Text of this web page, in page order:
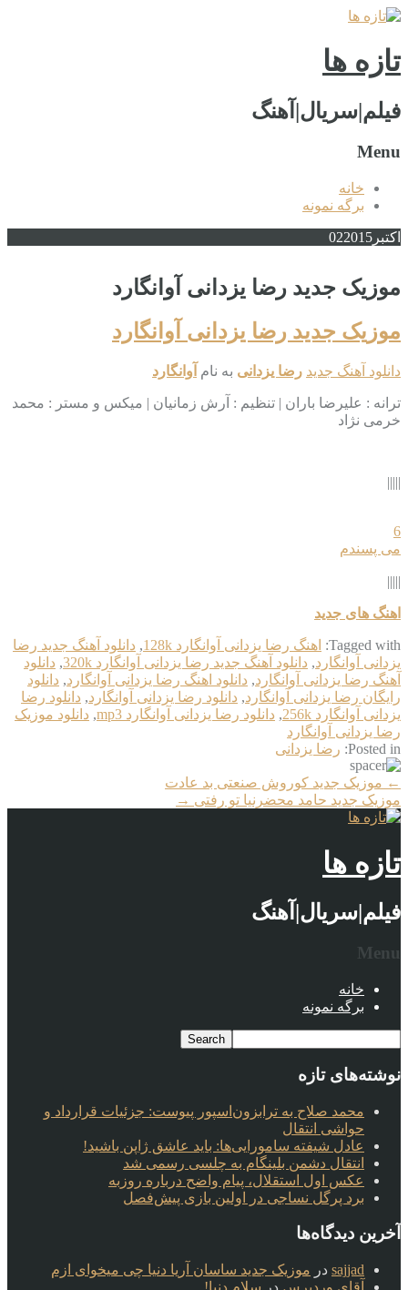
تازه ها
فیلم|سریال|آهنگ
Menu
خانه
برگه نمونه
اکتبر 022015
موزیک جدید رضا یزدانی آوانگارد
موزیک جدید رضا یزدانی آوانگارد
دانلود آهنگ جدید رضا یزدانی به نام آوانگارد
ترانه : علیرضا باران | تنظیم : آرش زمانیان | میکس و مستر : محمد
خرمی نژاد
|||||
6
می پسندم
|||||
اهنگ های جدید
Tagged with: اهنگ رضا یزدانی آوانگارد 128k , دانلود آهنگ جدید رضا
یزدانی آوانگارد, دانلود آهنگ جدید رضا یزدانی آوانگارد 320k , دانلود
آهنگ رضا یزدانی آوانگارد, دانلود اهنگ رضا یزدانی آوانگارد, دانلود
رایگان رضا یزدانی آوانگارد, دانلود رضا یزدانی آوانگارد, دانلود رضا
یزدانی آوانگارد 256k
, دانلود رضا یزدانی آوانگارد mp3 , دانلود موزیک
رضا یزدانی آوانگارد
Posted in: رضا یزدانی
More
Articles
← موزیک جدید کوروش صنعتی بد عادت
موزیک جدید حامد محضرنیا تو رفتی →
تازه ها
فیلم|سریال|آهنگ
Menu
خانه
برگه نمونه
نوشته‌های تازه
محمد صلاح به ترابزون‌اسپور پیوست: جزئیات قرارداد و
حواشی انتقال
عادل شیفته سامورایی‌ها: باید عاشق ژاپن باشید!
انتقال دشمن بلینگام به چلسی رسمی شد
عکس اول استقلال، پیام واضح درباره روزبه
برد پرگل نساجی در اولین بازی پیش‌فصل
آخرین دیدگاه‌ها
sajjad در موزیک جدید ساسان آریا دنیا چی میخوای ازم
آقای وردپرس در سلام دنیا!